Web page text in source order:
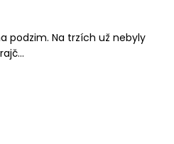
podzim. Na trzích už nebyly